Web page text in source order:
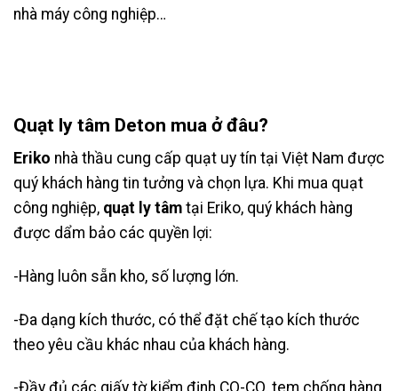
nhà máy công nghiệp…
Quạt ly tâm Deton mua ở đâu?
Eriko nhà thầu cung cấp quạt uy tín tại Việt Nam được
quý khách hàng tin tưởng và chọn lựa. Khi mua quạt
công nghiệp, quạt ly tâm tại Eriko, quý khách hàng
được dẩm bảo các quyền lợi:
-Hàng luôn sẵn kho, số lượng lớn.
-Đa dạng kích thước, có thể đặt chế tạo kích thước
theo yêu cầu khác nhau của khách hàng.